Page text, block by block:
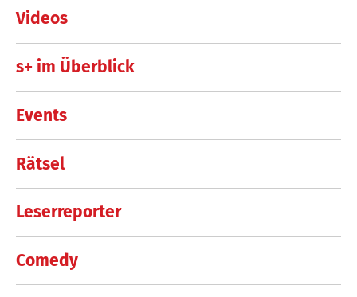
Videos
s+ im Überblick
Events
Rätsel
Leserreporter
Comedy